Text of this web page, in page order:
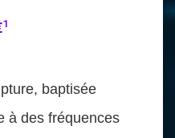
1
baptisée
à des fréquences